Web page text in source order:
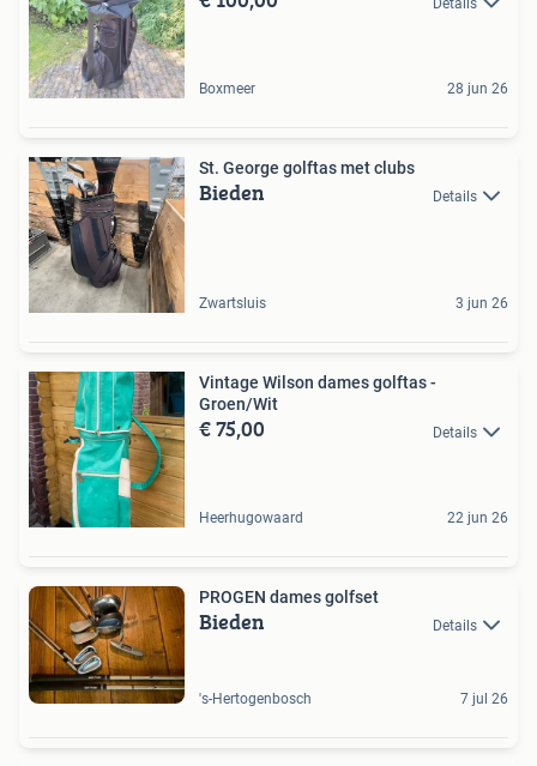
Boxmeer 28 jun 26
St. George golftas met clubs
Bieden Details
Zwartsluis 3 jun 26
Vintage Wilson dames golftas -
Groen/Wit
€ 75,00 Details
Heerhugowaard 22 jun 26
PROGEN dames golfset
Bieden Details
's-Hertogenbosch 7 jul 26